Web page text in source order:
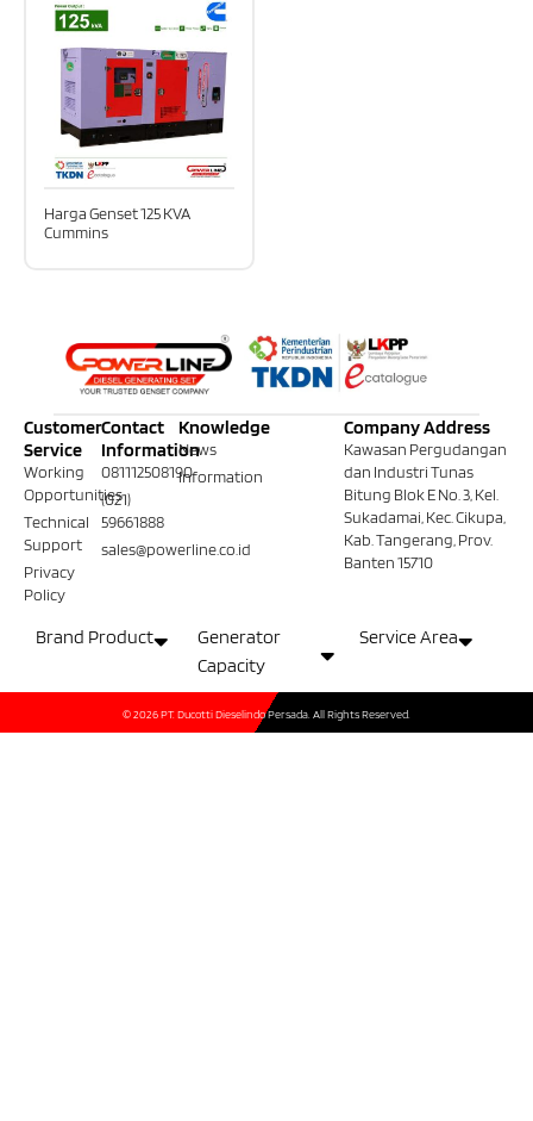
Harga Genset 125 KVA
Cummins
Customer
Service
Working
Opportunities
Technical
Support
Privacy
Policy
Contact
Information
081112508190
(021)
59661888
sales@powerline.co.id
Knowledge
News
Information
Company Address
Kawasan Pergudangan
dan Industri Tunas
Bitung Blok E No. 3, Kel.
Sukadamai, Kec. Cikupa,
Kab. Tangerang, Prov.
Banten 15710
Brand Product
Generator
Capacity
Service Area
© 2026 PT. Ducotti Dieselindo Persada. All Rights Reserved.